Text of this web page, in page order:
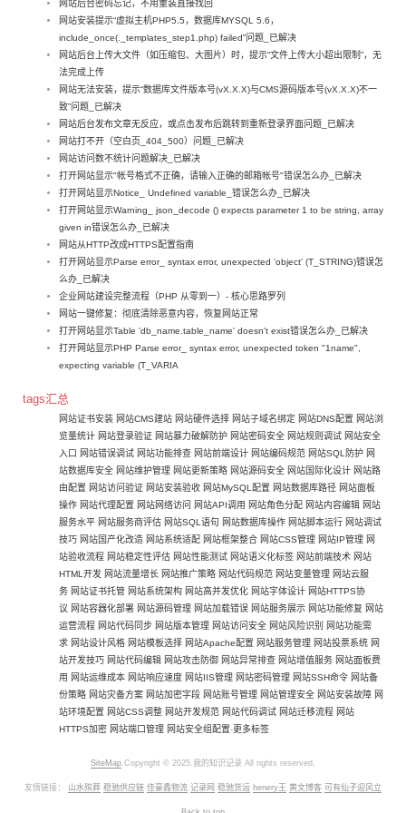
网站后台密码忘记，不用重装直接找回
网站安装提示“虚拟主机PHP5.5，数据库MYSQL 5.6，
include_once(._templates_step1.php) failed”问题_已解决
网站后台上传大文件（如压缩包、大图片）时，提示“文件上传大小超出限制”，无
法完成上传
网站无法安装，提示“数据库文件版本号(vX.X.X)与CMS源码版本号(vX.X.X)不一
致”问题_已解决
网站后台发布文章无反应，或点击发布后跳转到重新登录界面问题_已解决
网站打不开（空白页_404_500）问题_已解决
网站访问数不统计问题解决_已解决
打开网站显示"帐号格式不正确，请输入正确的邮箱帐号"错误怎么办_已解决
打开网站显示Notice_ Undefined variable_错误怎么办_已解决
打开网站显示Warning_ json_decode () expects parameter 1 to be string, array
given in错误怎么办_已解决
网站从HTTP改成HTTPS配置指南
打开网站显示Parse error_ syntax error, unexpected 'object' (T_STRING)错误怎
么办_已解决
企业网站建设完整流程（PHP 从零到一）- 核心思路罗列
网站一键修复：彻底清除恶意内容，恢复网站正常
打开网站显示Table 'db_name.table_name' doesn't exist错误怎么办_已解决
打开网站显示PHP Parse error_ syntax error, unexpected token "1name",
expecting variable (T_VARIA
tags汇总
网站证书安装 网站CMS建站 网站硬件选择 网站子域名绑定 网站DNS配置 网站浏
览量统计 网站登录验证 网站暴力破解防护 网站密码安全 网站规则调试 网站安全
入口
网站错误调试 网站功能排查 网站前端设计 网站编码规范 网站SQL防护 网
站数据库安全 网站维护管理 网站更新策略 网站源码安全 网站国际化设计 网站路
由配置 网站访问验证 网站安装验收 网站MySQL配置 网站数据库路径 网站面板
操作 网站代理配置 网站网络访问 网站API调用 网站角色分配 网站内容编辑 网站
服务水平 网站服务商评估 网站SQL语句 网站数据库操作 网站脚本运行 网站调试
技巧 网站国产化改造 网站系统适配 网站框架整合 网站CSS管理 网站IP管理 网
站验收流程 网站稳定性评估 网站性能测试 网站语义化标签 网站前端技术 网站
HTML开发 网站流量增长 网站推广策略 网站代码规范 网站变量管理 网站云服
务 网站证书托管 网站系统架构 网站高并发优化 网站字体设计 网站HTTPS协
议 网站容器化部署 网站源码管理 网站加载错误 网站服务展示 网站功能修复 网站
运营流程 网站代码同步 网站版本管理 网站访问安全 网站风险识别
网站功能需
求 网站设计风格 网站模板选择 网站Apache配置 网站服务管理 网站投票系统 网
站开发技巧 网站代码编辑 网站攻击防御 网站异常排查 网站增值服务 网站面板费
用
网站运维成本 网站响应速度 网站IIS管理 网站密码管理 网站SSH命令 网站备
份策略 网站灾备方案 网站加密字段 网站账号管理 网站管理安全 网站安装故障 网
站环境配置 网站CSS调整 网站开发规范 网站代码调试 网站迁移流程 网站
HTTPS加密 网站端口管理 网站安全组配置-更多标签
SiteMap.Copyright © 2025.我的知识记录 All rights reserved.
友情链接： 山水殡葬 稳驰供应链 佳豪鑫物流 记录网 稳驰货运 henery王 黄文博客 可有仙子迎风立